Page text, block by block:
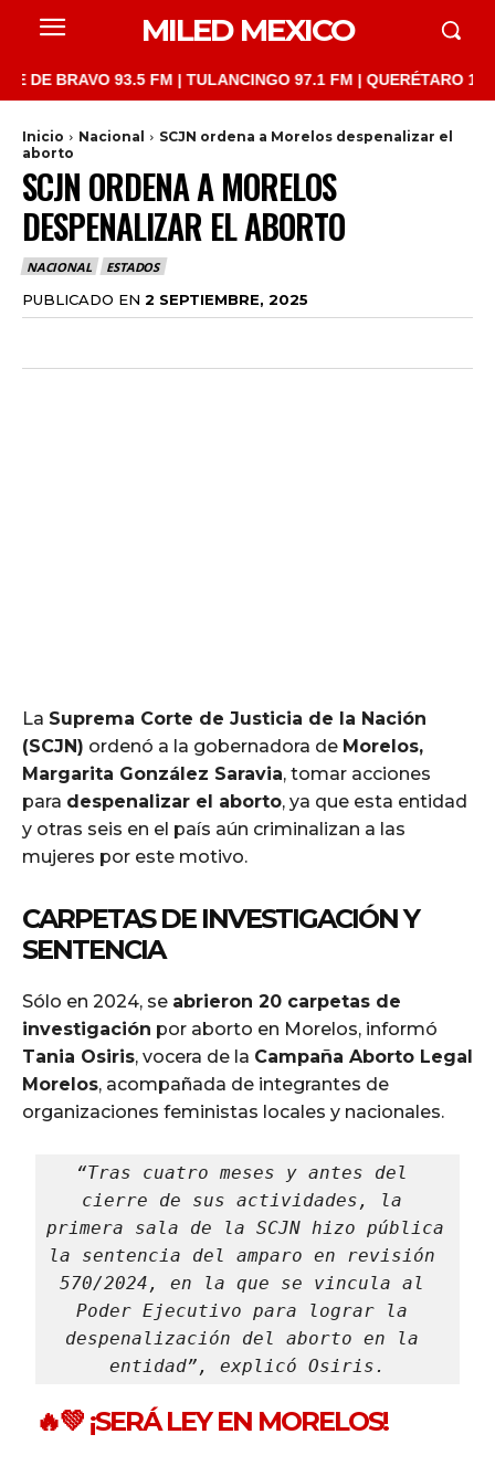
MILED MEXICO
93.5 FM | TULANCINGO 97.1 FM | QUERÉTARO 103.1
Inicio Nacional
SCJN ordena a Morelos despenalizar el
aborto
SCJN ORDENA A MORELOS
DESPENALIZAR EL ABORTO
NACIONAL ESTADOS
PUBLICADO EN 2 SEPTIEMBRE, 2025
La Suprema Corte de Justicia de la Nación
(SCJN) ordenó a la gobernadora de Morelos,
Margarita González Saravia, tomar acciones
para despenalizar el aborto, ya que esta entidad
y otras seis en el país aún criminalizan a las
mujeres por este motivo.
CARPETAS DE INVESTIGACIÓN Y
SENTENCIA
Sólo en 2024, se abrieron 20 carpetas de
investigación por aborto en Morelos, informó
Tania Osiris, vocera de la Campaña Aborto Legal
Morelos, acompañada de integrantes de
organizaciones feministas locales y nacionales.
“Tras cuatro meses y antes del
cierre de sus actividades, la
primera sala de la SCJN hizo pública
la sentencia del amparo en revisión
570/2024, en la que se vincula al
Poder Ejecutivo para lograr la
despenalización del aborto en la
entidad”, explicó Osiris.
🔥💚 ¡SERÁ LEY EN MORELOS!